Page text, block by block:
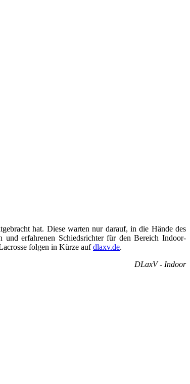
hat. Diese warten nur darauf, in die Hände des
und erfahrenen Schiedsrichter für den Bereich Indoor-
folgen in Kürze aufdlaxv.de.
DLaxV - Indoor